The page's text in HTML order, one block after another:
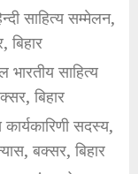
साहित्य सम्मेलन,
बिहार
भारतीय साहित्य
बिहार
कार्यकारिणी सदस्य,
बक्सर, बिहार